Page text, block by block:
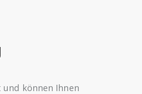
können Ihnen